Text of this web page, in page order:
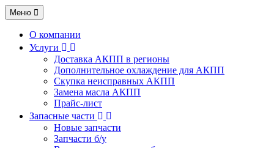
Меню
О компании
Услуги
Доставка АКПП в регионы
Дополнительное охлаждение для АКПП
Скупка неисправных АКПП
Замена масла АКПП
Прайс-лист
Запасные части
Новые запчасти
Запчасти б/у